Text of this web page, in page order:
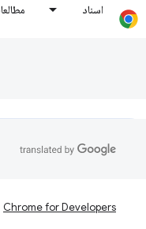
اسناد
Chrome for Developers